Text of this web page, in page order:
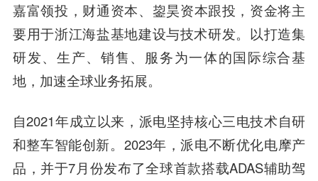
嘉富领投， 财通资本、 鋆昊资本跟投，资金将主
要用于浙江海盐基地建设与技术研发。以打造集
研发、生产、销售、服务为一体的国际综合基
地，加速全球业务拓展。
自2021年成立以来，派电坚持核心三电技术自研
和整车智能创新。2023年，派电不断优化电摩产
品，并于7月份发布了全球首款搭载ADAS辅助驾